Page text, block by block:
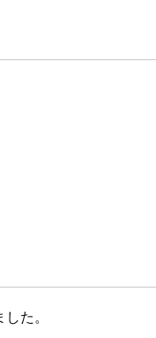
た。